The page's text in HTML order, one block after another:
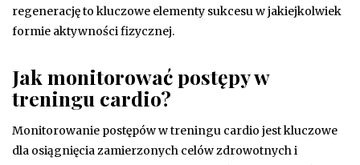
regenerację to kluczowe elementy sukcesu w jakiejkolwiek
formie aktywności fizycznej.
Jak monitorować postępy w
treningu cardio?
Monitorowanie postępów w treningu cardio jest kluczowe
dla osiągnięcia zamierzonych celów zdrowotnych i